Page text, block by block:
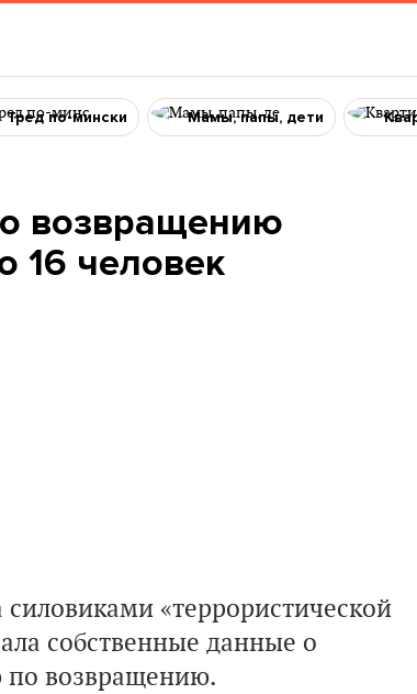
Тред по-мински Мамы, папы, дети
возвращению
16 человек
«террористической
собственные данные о
по возвращению.